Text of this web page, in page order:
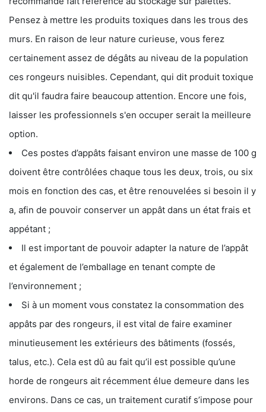
Pensez à mettre les produits toxiques dans les trous des
murs. En raison de leur nature curieuse, vous ferez
certainement assez de dégâts au niveau de la population
ces rongeurs nuisibles. Cependant, qui dit produit toxique
dit qu'il faudra faire beaucoup attention. Encore une fois,
laisser les professionnels s'en occuper serait la meilleure
option.
Ces postes d’appâts faisant environ une masse de 100 g
doivent être contrôlées chaque tous les deux, trois, ou six
mois en fonction des cas, et être renouvelées si besoin il y
a, afin de pouvoir conserver un appât dans un état frais et
appétant ;
Il est important de pouvoir adapter la nature de l’appât
et également de l’emballage en tenant compte de
l’environnement ;
Si à un moment vous constatez la consommation des
appâts par des rongeurs, il est vital de faire examiner
minutieusement les extérieurs des bâtiments (fossés,
talus, etc.). Cela est dû au fait qu’il est possible qu’une
horde de rongeurs ait récemment élue demeure dans les
environs. Dans ce cas, un traitement curatif s’impose pour